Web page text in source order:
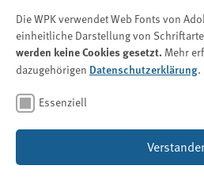
2014 - 2018
Bild: ©
Seit dem 1. Januar 2004 ist die
Wirtschaftsprüferkammer
Durchführung der Zulassungs-
Die WPK verwendet Web Fonts von
einheitliche Darstellung von
werden keine Cookies gesetzt. Mehr
dazugehörigen Datenschutzerklärung.
Essenziell